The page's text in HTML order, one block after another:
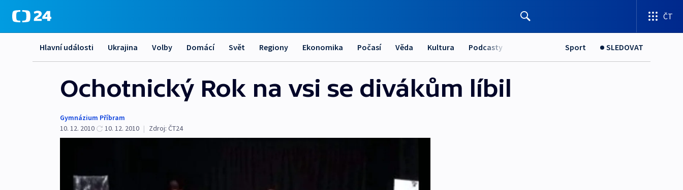
ČT
Hlavní události Ukrajina Volby Domácí Svět Regiony Ekonomika Počasí Věda Kultura Podcasty Sport SLEDOVAT
Ochotnický Rok na vsi se divákům líbil
Gymnázium Příbram
10. 12. 2010
10. 12. 2010 | Zdroj: ČT24